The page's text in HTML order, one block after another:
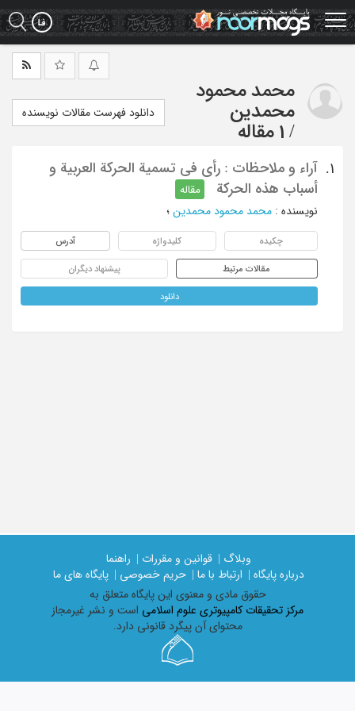
Skip
to
main
محمد محمود
محمدین
/ 1 مقاله
دانلود فهرست مقالات نویسنده
1.
آراء و ملاحظات : رأی فی تسمیة الحرکة العربیة و
أسباب هذه الحرکة
مقاله
نویسنده : محمد محمود محمدین ؛
چکیده کلیدواژه آدرس
مقالات مرتبط پیشنهاد دیگران
دانلود
وبلاگ | قوانین و مقررات |
راهنما
درباره پایگاه |
ارتباط با ما | حریم خصوصی |
پایگاه های ما
حقوق مادی و معنوی اين پايگاه متعلق به
مرکز تحقیقات کامپیوتری علوم اسلامی است و نشر غیرمجاز
محتوای آن پیگرد قانونی دارد.